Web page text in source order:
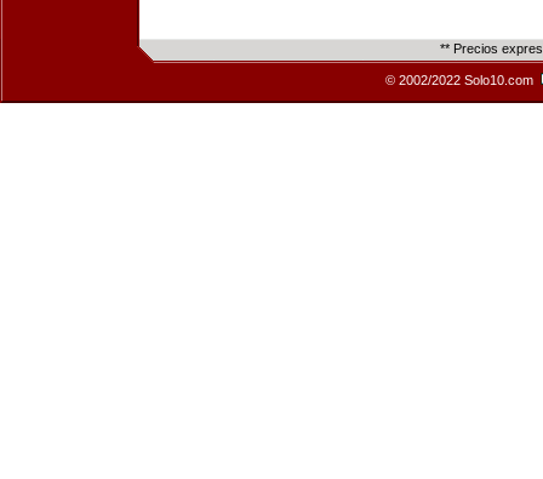
** Precios
© 2002/2022 Solo10.com